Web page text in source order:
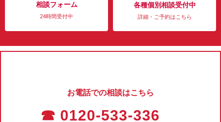
相談フォーム
24時間受付中
各種個別相談受付中
詳細・ご予約はこちら
お電話での相談はこちら
☎ 0120-533-336